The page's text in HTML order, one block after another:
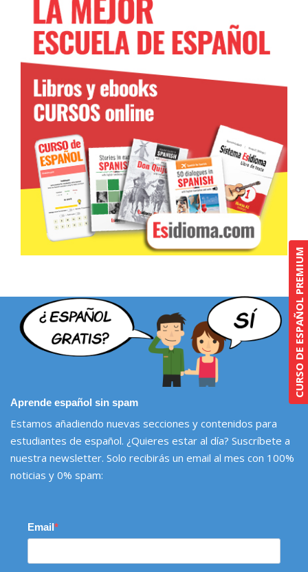
CURSO DE ESPAÑOL PREMIUM
Aprende español sin spam
Estamos añadiendo nuevas secciones y contenidos para
estudiantes de español. ¿Quieres estar al día? Suscríbete a
nuestra newsletter. Solo recibirás un email al mes con 100%
noticias y 0% spam:
Email